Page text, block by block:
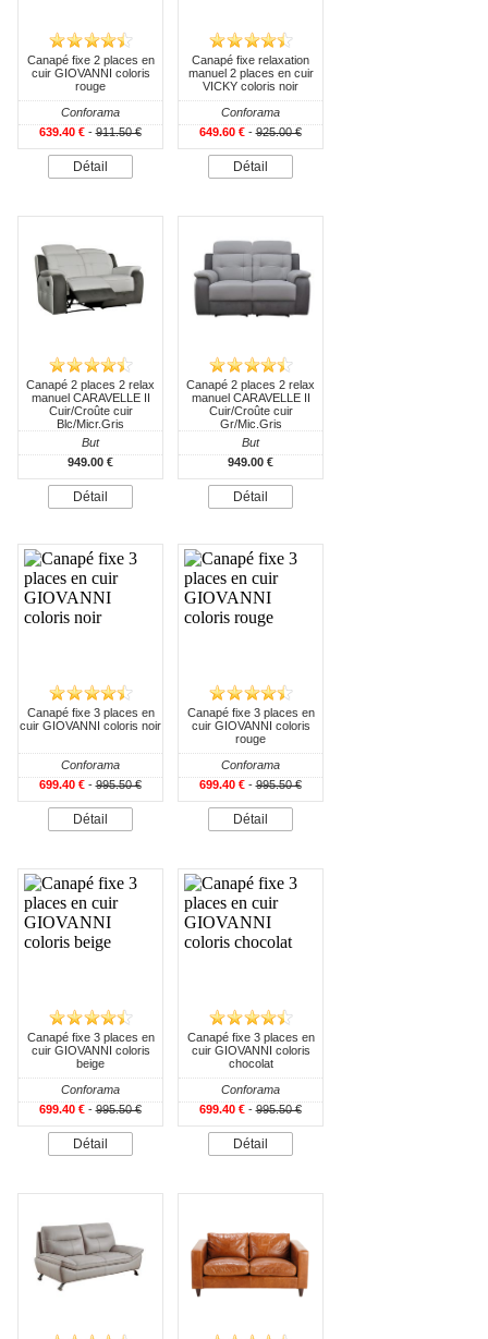
Canapé fixe 2 places en
cuir GIOVANNI coloris
rouge
Conforama
639.40 €-911.50 €
Détail
Canapé fixe relaxation
manuel 2 places en cuir
VICKY coloris noir
Conforama
649.60 €-925.00 €
Détail
Canapé 2 places 2 relax
manuel CARAVELLE II
Cuir/Croûte cuir
Blc/Micr.Gris
But
949.00 €
Détail
Canapé 2 places 2 relax
manuel CARAVELLE II
Cuir/Croûte cuir
Gr/Mic.Gris
But
949.00 €
Détail
Canapé fixe 3 places en
cuir GIOVANNI coloris noir
Conforama
699.40 €-995.50 €
Détail
Canapé fixe 3 places en
cuir GIOVANNI coloris
rouge
Conforama
699.40 €-995.50 €
Détail
Canapé fixe 3 places en
cuir GIOVANNI coloris
beige
Conforama
699.40 €-995.50 €
Détail
Canapé fixe 3 places en
cuir GIOVANNI coloris
chocolat
Conforama
699.40 €-995.50 €
Détail